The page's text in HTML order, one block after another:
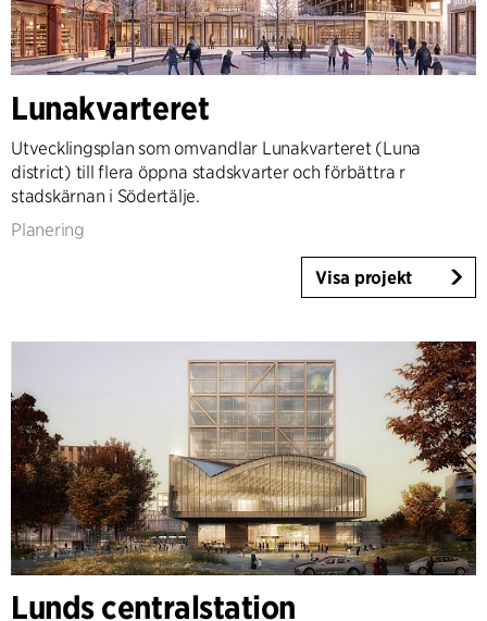
Lunakvarteret
Utvecklingsplan som omvandlar Lunakvarteret (Luna
district) till flera öppna stadskvarter och förbättra r
stadskärnan i Södertälje.
Planering
Visa projekt
Lunds centralstation